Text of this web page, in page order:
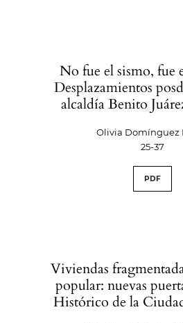
No fue el sismo, fue
Desplazamientos
alcaldía Benito
Olivia Domínguez
25-37
PDF
Viviendas
popular: nuevas
Histórico de la